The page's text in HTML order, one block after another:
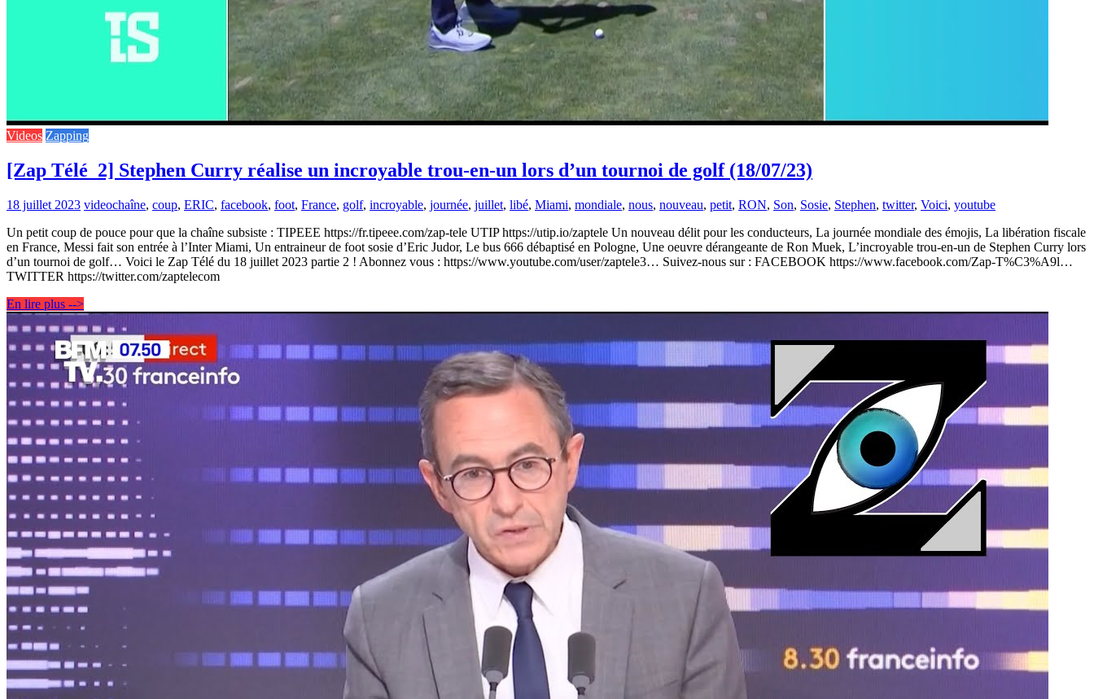
Videos Zapping
[Zap Télé_2] Stephen Curry réalise un incroyable trou-en-un lors d’un tournoi de golf (18/07/23)
18 juillet 2023 videochaîne, coup, ERIC, facebook, foot, France, golf, incroyable, journée, juillet, libé, Miami, mondiale, nous, nouveau, petit, RON, Son, Sosie, Stephen, twitter, Voici, youtube
Un petit coup de pouce pour que la chaîne subsiste : TIPEEE https://fr.tipeee.com/zap-tele UTIP https://utip.io/zaptele Un nouveau délit pour les conducteurs, La journée mondiale des émojis, La libération fiscale
en France, Messi fait son entrée à l’Inter Miami, Un entraineur de foot sosie d’Eric Judor, Le bus 666 débaptisé en Pologne, Une oeuvre dérangeante de Ron Muek, L’incroyable trou-en-un de Stephen Curry lors
d’un tournoi de golf… Voici le Zap Télé du 18 juillet 2023 partie 2 ! Abonnez vous : https://www.youtube.com/user/zaptele3… Suivez-nous sur : FACEBOOK https://www.facebook.com/Zap-T%C3%A9l…
TWITTER https://twitter.com/zaptelecom
En lire plus -->